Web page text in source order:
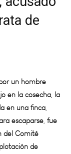
de
cosecha, la
una finca,
escaparse, fue
Comité
de